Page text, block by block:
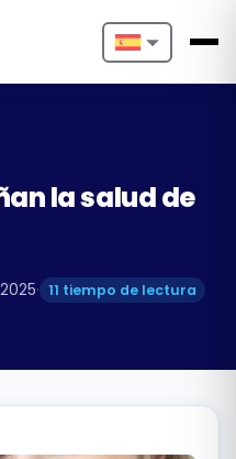
Nederlands
Français
Português
la salud de
· 11 tiempo de lectura